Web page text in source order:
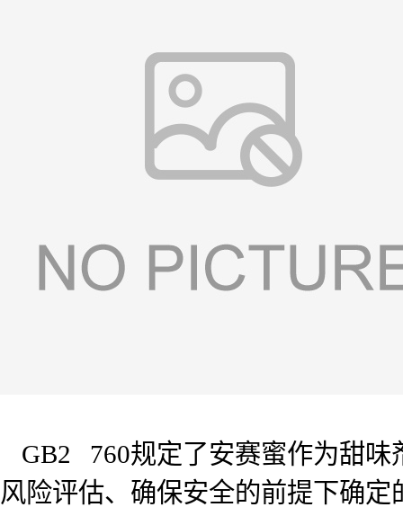
GB2 760规定了安赛蜜作为甜味
风险评估、确保安全的前提下确